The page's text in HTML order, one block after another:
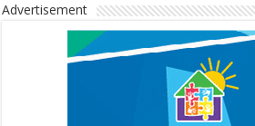
Advertisement